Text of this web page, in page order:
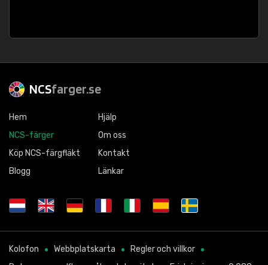
NCSfarger.se
Hem
NCS-färger
Köp NCS-färgfläkt
Blogg
Hjälp
Om oss
Kontakt
Länkar
Kolofon Webbplatskarta
Regler och villkor